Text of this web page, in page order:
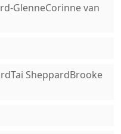
GlenneCorinne van
SheppardBrooke